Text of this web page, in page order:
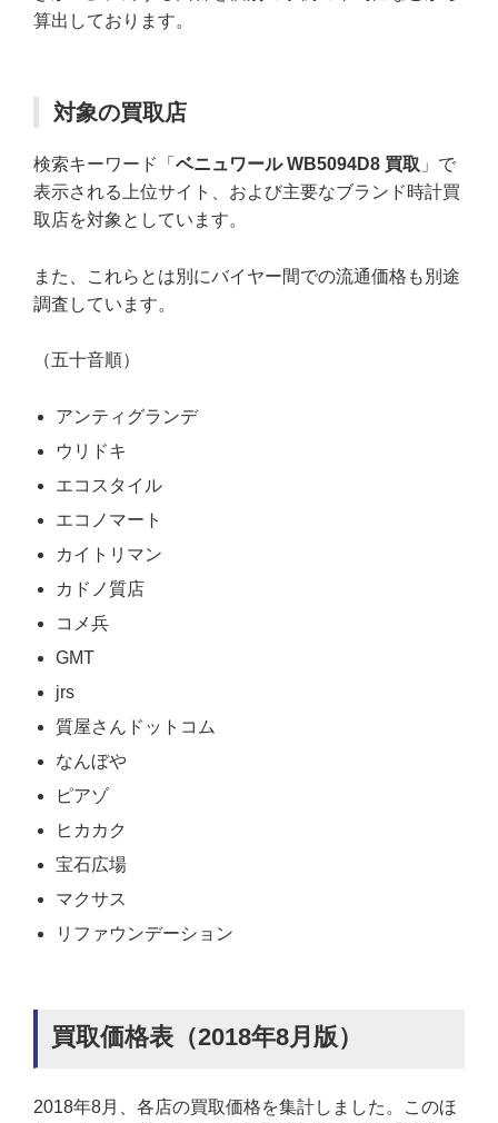
算出しております。
対象の買取店
検索キーワード「 ベニュワール WB5094D8 買取 」で
表示される上位サイト、および主要なブランド時計買
取店を対象としています。
また、これらとは別にバイヤー間での流通価格も別途
調査しています。
（五十音順）
アンティグランデ
ウリドキ
エコスタイル
エコノマート
カイトリマン
カドノ質店
コメ兵
GMT
jrs
質屋さんドットコム
なんぼや
ピアゾ
ヒカカク
宝石広場
マクサス
リファウンデーション
買取価格表（2018年8月版）
2018年8月、各店の買取価格を集計しました。このほ